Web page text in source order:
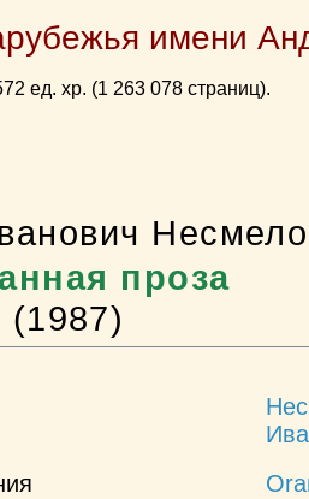
имени
ед. хр. (1 263 078 страниц).
проза
(1987)